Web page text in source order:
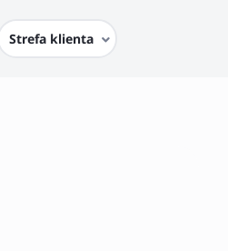
Strefa klienta